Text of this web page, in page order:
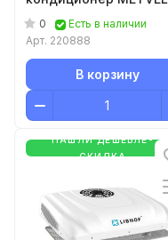
AC-24MB3000
0
Есть в наличии
Арт. 220888
В корзину
НАШЛИ ДЕШЕВЛЕ-
СКИДКА